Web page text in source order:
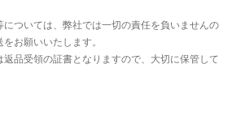
については、弊社では一切の責任を負いませんの
お願いいたします。
返品受領の証書となりますので、大切に保管して